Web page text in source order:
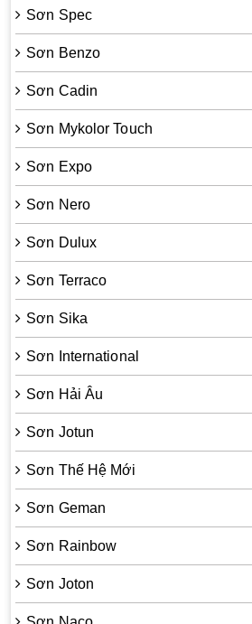
Sơn Spec
Sơn Benzo
Sơn Cadin
Sơn Mykolor Touch
Sơn Expo
Sơn Nero
Sơn Dulux
Sơn Terraco
Sơn Sika
Sơn International
Sơn Hải Âu
Sơn Jotun
Sơn Thế Hệ Mới
Sơn Geman
Sơn Rainbow
Sơn Joton